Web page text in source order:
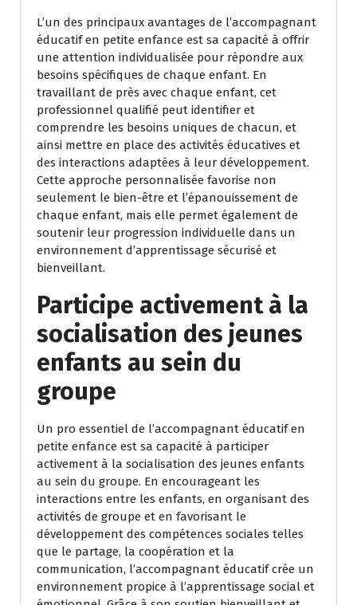
L’un des principaux avantages de l’accompagnant
éducatif en petite enfance est sa capacité à offrir
une attention individualisée pour répondre aux
besoins spécifiques de chaque enfant. En
travaillant de près avec chaque enfant, cet
professionnel qualifié peut identifier et
comprendre les besoins uniques de chacun, et
ainsi mettre en place des activités éducatives et
des interactions adaptées à leur développement.
Cette approche personnalisée favorise non
seulement le bien-être et l’épanouissement de
chaque enfant, mais elle permet également de
soutenir leur progression individuelle dans un
environnement d’apprentissage sécurisé et
bienveillant.
Participe activement à la
socialisation des jeunes
enfants au sein du
groupe
Un pro essentiel de l’accompagnant éducatif en
petite enfance est sa capacité à participer
activement à la socialisation des jeunes enfants
au sein du groupe. En encourageant les
interactions entre les enfants, en organisant des
activités de groupe et en favorisant le
développement des compétences sociales telles
que le partage, la coopération et la
communication, l’accompagnant éducatif crée un
environnement propice à l’apprentissage social et